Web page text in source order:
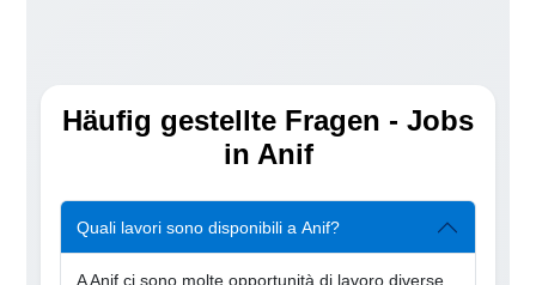
Häufig gestellte Fragen - Jobs
in Anif
Quali lavori sono disponibili a Anif?
A Anif ci sono molte opportunità di lavoro diverse